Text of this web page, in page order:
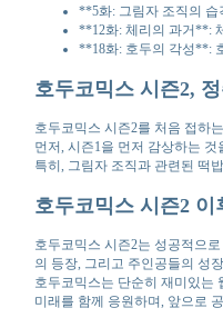
**5화: 그림자 조직의 습
**12화: 체리의 과거**:
**18화: 호두의 각성**:
호두코믹스 시즌2,
호두코믹스 시즌2를 처음 접하
먼저, 시즌1을 먼저 감상하는
특히, 그림자 조직과 관련된 떡
호두코믹스 시즌2
호두코믹스 시즌2는 성공적으
의 등장, 그리고 주인공들의 성
호두코믹스는 단순히 재미있는
미래를 함께 응원하며, 앞으로